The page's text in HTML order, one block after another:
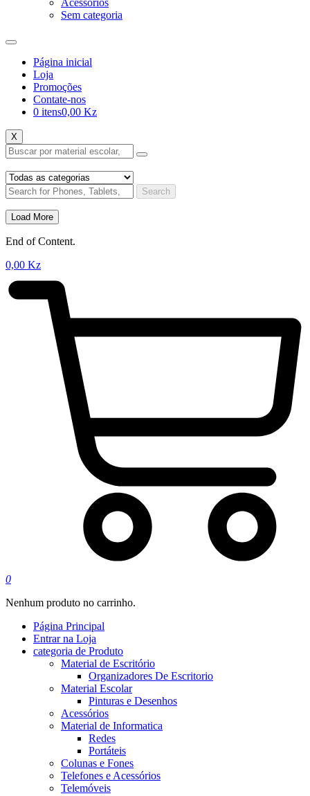
Acessórios
Sem categoria
Página inicial
Loja
Promoções
Contate-nos
0 itens0,00 Kz
X
Search
Load More
End of Content.
0,00 Kz
0
Nenhum produto no carrinho.
Página Principal
Entrar na Loja
categoria de Produto
Material de Escritório
Organizadores De Escritorio
Material Escolar
Pinturas e Desenhos
Acessórios
Material de Informatica
Redes
Portáteis
Colunas e Fones
Telefones e Acessórios
Telemóveis